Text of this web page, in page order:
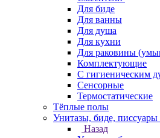
Для биде
Для ванны
Для душа
Для кухни
Для раковины
Комплектующие
С гигиеническим
Сенсорные
Термостатические
Тёплые полы
Унитазы, биде, писсуары
Назад